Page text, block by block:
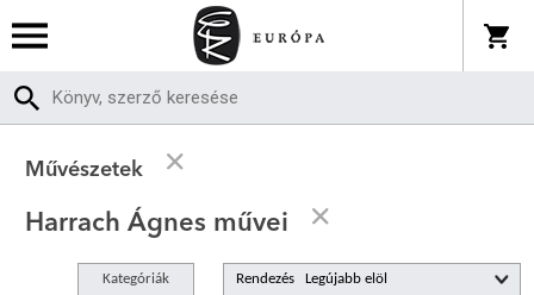
Művészetek
Harrach Ágnes művei
Kategóriák Rendezés